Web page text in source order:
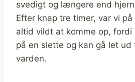
svedigt og længere end
Efter knap tre timer, var vi
altid vildt at komme op, fordi
på en slette og kan gå let ud
varden.